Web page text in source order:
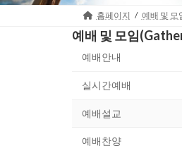
홈페이지 예배 및
예배 및 모임
예배안내
실시간예배
예배설교
예배찬양